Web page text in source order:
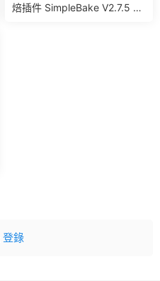
焙插件 SimpleBake V2.7.5 –
登錄